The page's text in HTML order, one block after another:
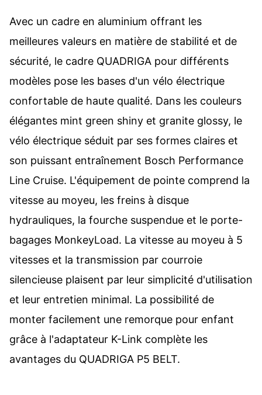
Avec un cadre en aluminium offrant les
meilleures valeurs en matière de stabilité et de
sécurité, le cadre QUADRIGA pour différents
modèles pose les bases d'un vélo électrique
confortable de haute qualité. Dans les couleurs
élégantes mint green shiny et granite glossy, le
vélo électrique séduit par ses formes claires et
son puissant entraînement Bosch Performance
Line Cruise. L'équipement de pointe comprend la
vitesse au moyeu, les freins à disque
hydrauliques, la fourche suspendue et le porte-
bagages MonkeyLoad. La vitesse au moyeu à 5
vitesses et la transmission par courroie
silencieuse plaisent par leur simplicité d'utilisation
et leur entretien minimal. La possibilité de
monter facilement une remorque pour enfant
grâce à l'adaptateur K-Link complète les
avantages du QUADRIGA P5 BELT.